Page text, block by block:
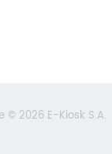
© 2026 E-Kiosk S.A.